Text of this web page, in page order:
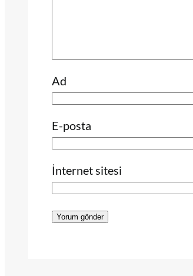
Ad
E-posta
İnternet sitesi